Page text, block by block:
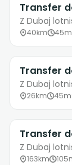
Transfer
Z Dubaj
40km
Transfer
Z Dubaj
26km
Transfer
Z Dubaj
163km